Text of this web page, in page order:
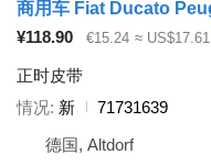
¥118.90 €15.24 ≈ US$17.61
正时皮带
情况 新
71731639
德国, Altdorf